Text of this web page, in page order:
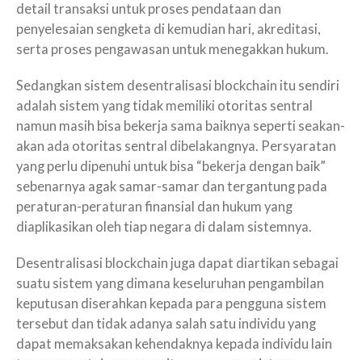
detail transaksi untuk proses pendataan dan
penyelesaian sengketa di kemudian hari, akreditasi,
serta proses pengawasan untuk menegakkan hukum.
Sedangkan sistem desentralisasi blockchain itu sendiri
adalah sistem yang tidak memiliki otoritas sentral
namun masih bisa bekerja sama baiknya seperti seakan-
akan ada otoritas sentral dibelakangnya. Persyaratan
yang perlu dipenuhi untuk bisa “bekerja dengan baik”
sebenarnya agak samar-samar dan tergantung pada
peraturan-peraturan finansial dan hukum yang
diaplikasikan oleh tiap negara di dalam sistemnya.
Desentralisasi blockchain juga dapat diartikan sebagai
suatu sistem yang dimana keseluruhan pengambilan
keputusan diserahkan kepada para pengguna sistem
tersebut dan tidak adanya salah satu individu yang
dapat memaksakan kehendaknya kepada individu lain